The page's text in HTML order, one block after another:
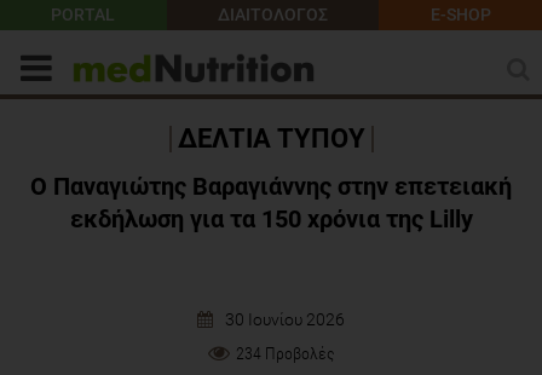
PORTAL ΔΙΑΙΤΟΛΟΓΟΣ E-SHOP
ΔΕΛΤΙΑ ΤΥΠΟΥ
Ο Παναγιώτης Βαραγιάννης στην επετειακή
εκδήλωση για τα 150 χρόνια της Lilly
30 Ιουνίου 2026
234 Προβολές